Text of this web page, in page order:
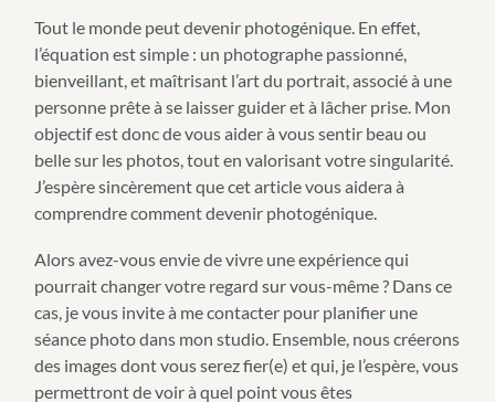
Tout le monde peut devenir photogénique. En effet,
l’équation est simple : un photographe passionné,
bienveillant, et maîtrisant l’art du portrait, associé à une
personne prête à se laisser guider et à lâcher prise. Mon
objectif est donc de vous aider à vous sentir beau ou
belle sur les photos, tout en valorisant votre singularité.
J’espère sincèrement que cet article vous aidera à
comprendre comment devenir photogénique.
Alors avez-vous envie de vivre une expérience qui
pourrait changer votre regard sur vous-même ? Dans ce
cas, je vous invite à me contacter pour planifier une
séance photo dans mon studio. Ensemble, nous créerons
des images dont vous serez fier(e) et qui, je l’espère, vous
permettront de voir à quel point vous êtes